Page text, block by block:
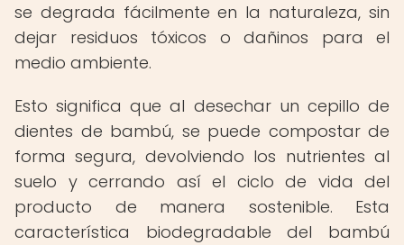
se degrada fácilmente en la naturaleza, sin
dejar residuos tóxicos o dañinos para el
medio ambiente.
Esto significa que al desechar un cepillo de
dientes de bambú, se puede compostar de
forma segura, devolviendo los nutrientes al
suelo y cerrando así el ciclo de vida del
producto de manera sostenible. Esta
característica biodegradable del bambú